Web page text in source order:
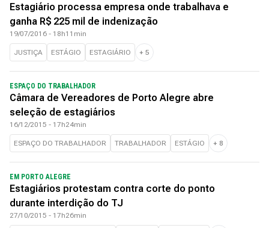
Estagiário processa empresa onde trabalhava e
ganha R$ 225 mil de indenização
19/07/2016 - 18h11min
JUSTIÇA ESTÁGIO ESTAGIÁRIO + 5
ESPAÇO DO TRABALHADOR
Câmara de Vereadores de Porto Alegre abre
seleção de estagiários
16/12/2015 - 17h24min
ESPAÇO DO TRABALHADOR TRABALHADOR ESTÁGIO + 8
EM PORTO ALEGRE
Estagiários protestam contra corte do ponto
durante interdição do TJ
27/10/2015 - 17h26min